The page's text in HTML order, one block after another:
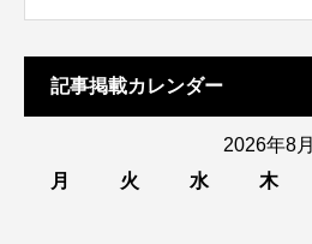
記事掲載カレンダー
2026年8月
月
火 水 木